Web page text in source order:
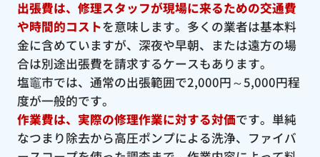
出張費は、修理スタッフが現場に来るための交通費
や時間的コストを意味します。多くの業者は基本料
金に含めていますが、深夜や早朝、または遠方の場
合は別途出張費を請求するケースもあります。
塩竈市では、通常の出張範囲で2,000円～5,000円程
度が一般的です。
作業費は、実際の修理作業に対する対価です。単純
なつまり除去から高圧ポンプによる洗浄、ファイバ